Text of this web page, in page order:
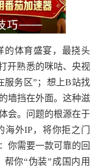
的体育盛宴，最挠头
开熟悉的咪咕、央视
服务区”；想上B站找
墙挡在外面。这种滋
会。问题的根源在于
外IP，将你拒之门
你需要一款可靠的回
帮你“伪装”成国内用